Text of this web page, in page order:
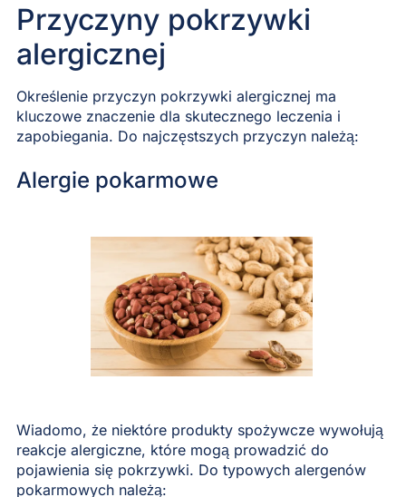
Przyczyny pokrzywki
alergicznej
Określenie przyczyn pokrzywki alergicznej ma
kluczowe znaczenie dla skutecznego leczenia i
zapobiegania. Do najczęstszych przyczyn należą:
Alergie pokarmowe
Wiadomo, że niektóre produkty spożywcze wywołują
reakcje alergiczne, które mogą prowadzić do
pojawienia się pokrzywki. Do typowych alergenów
pokarmowych należą: